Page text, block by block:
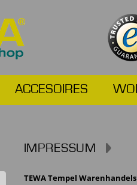
ACCESOIRES
IMPRESSUM
TEWA Tempel